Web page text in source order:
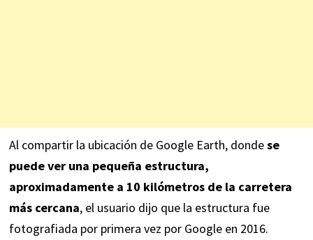
Al compartir la ubicación de Google Earth, dondese
puede ver una pequeña estructura,
aproximadamente a 10 kilómetros de la carretera
más cercana, el usuario dijo que la estructura fue
fotografiada por primera vez por Google en 2016.